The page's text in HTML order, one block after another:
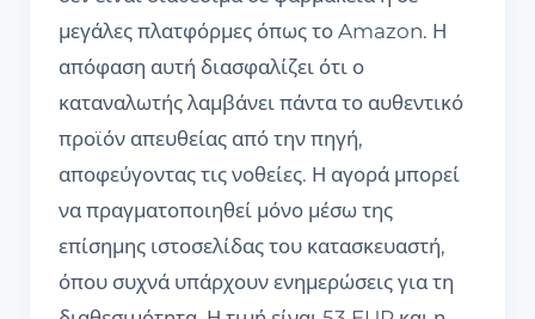
μεγάλες πλατφόρμες όπως το Amazon. Η
απόφαση αυτή διασφαλίζει ότι ο
καταναλωτής λαμβάνει πάντα το αυθεντικό
προϊόν απευθείας από την πηγή,
αποφεύγοντας τις νοθείες. Η αγορά μπορεί
να πραγματοποιηθεί μόνο μέσω της
επίσημης ιστοσελίδας του κατασκευαστή,
όπου συχνά υπάρχουν ενημερώσεις για τη